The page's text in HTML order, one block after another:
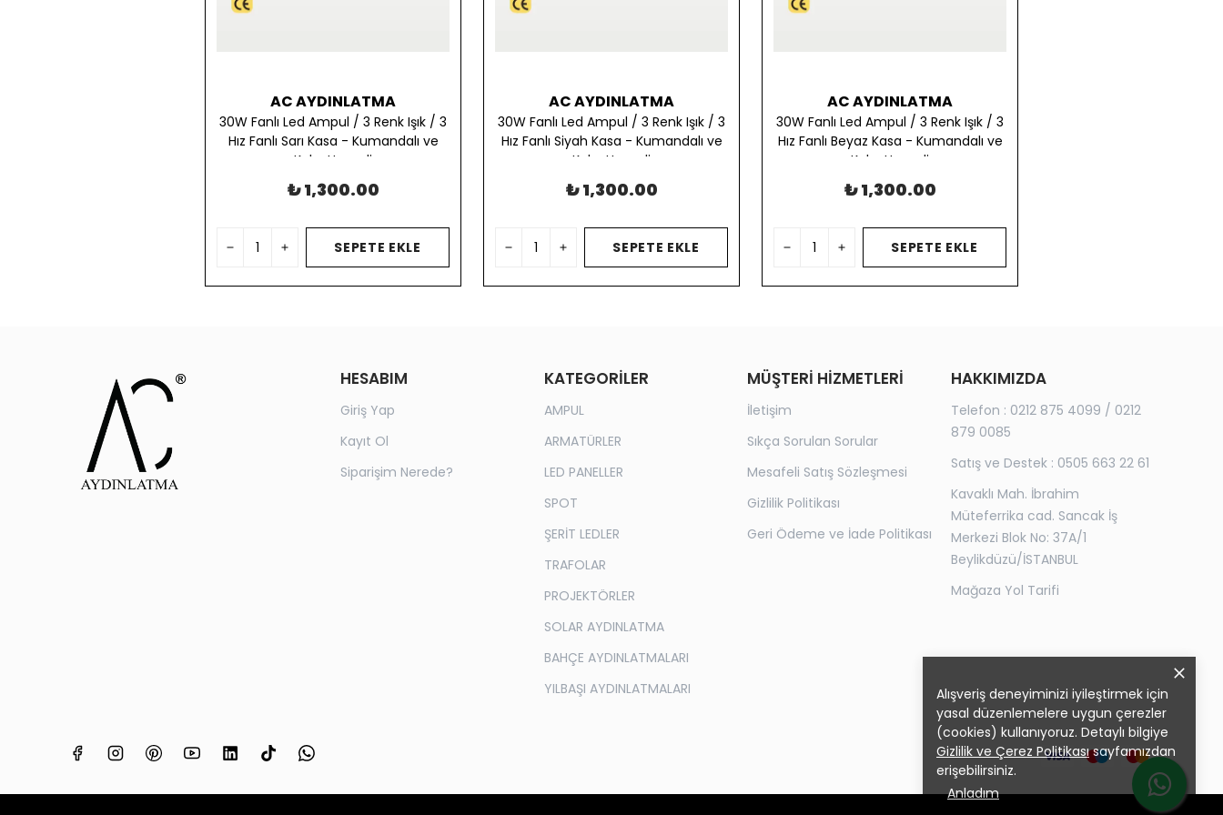
Alışveriş deneyiminizi iyileştirmek için
yasal düzenlemelere uygun çerezler
(cookies) kullanıyoruz. Detaylı bilgiye
Gizlilik ve Çerez Politikasısayfamızdan
erişebilirsiniz.
Anladım
AC AYDINLATMA
30W Fanlı Led Ampul / 3 Renk Işık / 3
Hız Fanlı Sarı Kasa - Kumandalı ve
Koku Hazneli
₺ 1,300.00
SEPETE EKLE
AC AYDINLATMA
30W Fanlı Led Ampul / 3 Renk Işık / 3
Hız Fanlı Siyah Kasa - Kumandalı ve
Koku Hazneli
₺ 1,300.00
SEPETE EKLE
AC AYDINLATMA
30W Fanlı Led Ampul / 3 Renk Işık / 3
Hız Fanlı Beyaz Kasa - Kumandalı ve
Koku Hazneli
₺ 1,300.00
SEPETE EKLE
HESABIM
Giriş Yap
Kayıt Ol
Siparişim Nerede?
KATEGORİLER
AMPUL
ARMATÜRLER
LED PANELLER
SPOT
ŞERİT LEDLER
TRAFOLAR
PROJEKTÖRLER
SOLAR AYDINLATMA
BAHÇE AYDINLATMALARI
YILBAŞI AYDINLATMALARI
MÜŞTERİ HİZMETLERİ
İletişim
Sıkça Sorulan Sorular
Mesafeli Satış Sözleşmesi
Gizlilik Politikası
Geri Ödeme ve İade Politikası
HAKKIMIZDA
Telefon : 0212 875 4099 / 0212
879 0085
Satış ve Destek : 0505 663 22 61
Kavaklı Mah. İbrahim
Müteferrika cad. Sancak İş
Merkezi Blok No: 37A/1
Beylikdüzü/İSTANBUL
Mağaza Yol Tarifi